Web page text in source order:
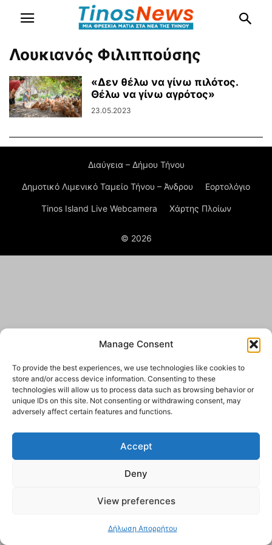
Manage Consent
To provide the best experiences, we use technologies like cookies to
store and/or access device information. Consenting to these
technologies will allow us to process data such as browsing behavior or
unique IDs on this site. Not consenting or withdrawing consent, may
adversely affect certain features and functions.
Accept
Deny
View preferences
Δήλωση Απορρήτου
Λουκιανός Φιλιππούσης
«Δεν θέλω να γίνω πιλότος.
Θέλω να γίνω αγρότος»
23.05.2023
Διαύγεια – Δήμου Τήνου
Δημοτικό Λιμενικό Ταμείο Τήνου – Άνδρου Εορτολόγιο
Tinos Island Live Webcamera Χάρτης Πλοίων
© 2026